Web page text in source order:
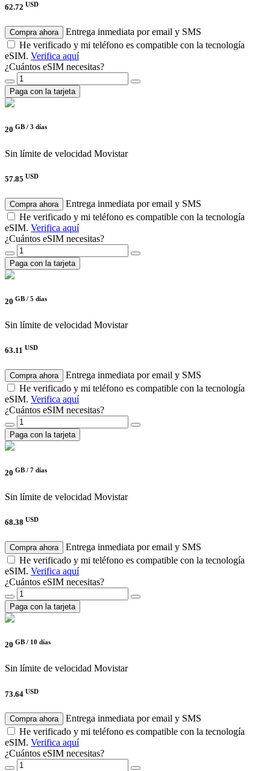
62.72 USD
Compra ahora
Entrega inmediata por email y SMS
He verificado y mi teléfono es compatible con la tecnología
eSIM. Verifica aquí
¿Cuántos eSIM necesitas?
Paga con la tarjeta
20 GB / 3 días
Sin límite de velocidad Movistar
57.85 USD
Compra ahora
Entrega inmediata por email y SMS
He verificado y mi teléfono es compatible con la tecnología
eSIM. Verifica aquí
¿Cuántos eSIM necesitas?
Paga con la tarjeta
20 GB / 5 días
Sin límite de velocidad Movistar
63.11 USD
Compra ahora
Entrega inmediata por email y SMS
He verificado y mi teléfono es compatible con la tecnología
eSIM. Verifica aquí
¿Cuántos eSIM necesitas?
Paga con la tarjeta
20 GB / 7 días
Sin límite de velocidad Movistar
68.38 USD
Compra ahora
Entrega inmediata por email y SMS
He verificado y mi teléfono es compatible con la tecnología
eSIM. Verifica aquí
¿Cuántos eSIM necesitas?
Paga con la tarjeta
20 GB / 10 días
Sin límite de velocidad Movistar
73.64 USD
Compra ahora
Entrega inmediata por email y SMS
He verificado y mi teléfono es compatible con la tecnología
eSIM. Verifica aquí
¿Cuántos eSIM necesitas?